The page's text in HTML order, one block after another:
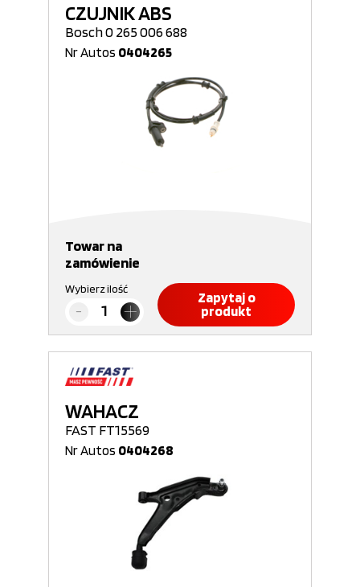
CZUJNIK ABS
Bosch 0 265 006 688
Nr Autos 0404265
Towar na
zamówienie
Wybierz ilość
Zapytaj o
produkt
WAHACZ
FAST FT15569
Nr Autos 0404268